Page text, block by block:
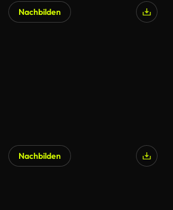
Nachbilden
Nachbilden